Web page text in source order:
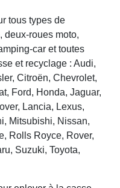
tous types de
deux-roues moto,
car et toutes
et recyclage : Audi,
Citroën, Chevrolet,
Ford, Honda, Jaguar,
Lancia, Lexus,
Mitsubishi, Nissan,
Rolls Royce, Rover,
Suzuki, Toyota,